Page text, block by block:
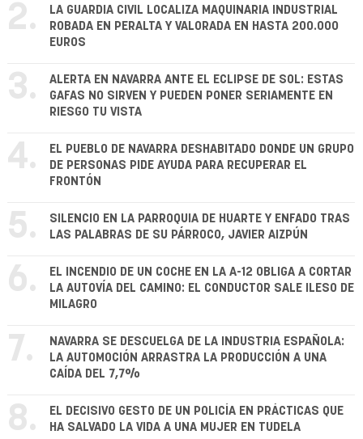
2.
LA GUARDIA CIVIL LOCALIZA MAQUINARIA INDUSTRIAL
ROBADA EN PERALTA Y VALORADA EN HASTA 200.000
EUROS
3.
ALERTA EN NAVARRA ANTE EL ECLIPSE DE SOL: ESTAS
GAFAS NO SIRVEN Y PUEDEN PONER SERIAMENTE EN
RIESGO TU VISTA
4.
EL PUEBLO DE NAVARRA DESHABITADO DONDE UN GRUPO
DE PERSONAS PIDE AYUDA PARA RECUPERAR EL
FRONTÓN
5.
SILENCIO EN LA PARROQUIA DE HUARTE Y ENFADO TRAS
LAS PALABRAS DE SU PÁRROCO, JAVIER AIZPÚN
6.
EL INCENDIO DE UN COCHE EN LA A-12 OBLIGA A CORTAR
LA AUTOVÍA DEL CAMINO: EL CONDUCTOR SALE ILESO DE
MILAGRO
7.
NAVARRA SE DESCUELGA DE LA INDUSTRIA ESPAÑOLA:
LA AUTOMOCIÓN ARRASTRA LA PRODUCCIÓN A UNA
CAÍDA DEL 7,7%
8.
EL DECISIVO GESTO DE UN POLICÍA EN PRÁCTICAS QUE
HA SALVADO LA VIDA A UNA MUJER EN TUDELA